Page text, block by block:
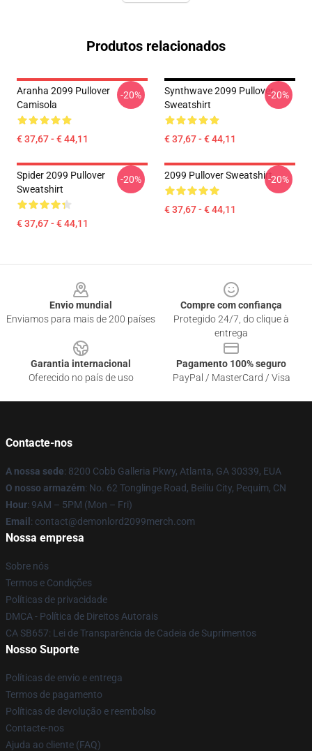
Produtos relacionados
Aranha 2099 Pullover
Camisola
€ 37,67 - € 44,11
-20%
Synthwave 2099 Pullover
Sweatshirt
€ 37,67 - € 44,11
-20%
Spider 2099 Pullover
Sweatshirt
€ 37,67 - € 44,11
-20% 2099 Pullover Sweatshirt
€ 37,67 - € 44,11
-20%
Envio mundial
Enviamos para mais de 200 países
Compre com confiança
Protegido 24/7, do clique à
entrega
Garantia internacional
Oferecido no país de uso
Pagamento 100% seguro
PayPal / MasterCard / Visa
Contacte-nos
A nossa sede: 8200 Cobb Galleria Pkwy, Atlanta, GA 30339, EUA
O nosso armazém: No. 62 Tonglinge Road, Beiliu City, Pequim, CN
Hour: 9AM – 5PM (Mon – Fri)
Email : contact@demonlord2099merch.com
Nossa empresa
Sobre nós
Termos e Condições
Políticas de privacidade
DMCA - Política de Direitos Autorais
CA SB657: Lei de Transparência de Cadeia de Suprimentos
Nosso Suporte
Políticas de envio e entrega
Termos de pagamento
Políticas de devolução e reembolso
Contacte-nos
Ajuda ao cliente (FAQ)